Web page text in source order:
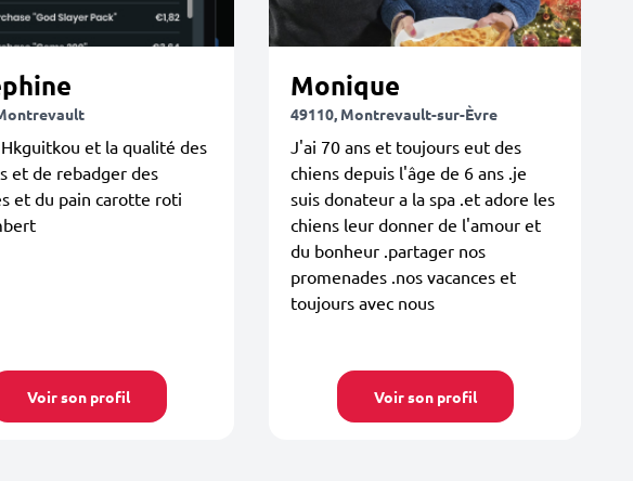
et la qualité des
et de rebadger des
et du pain carotte roti
Voir son profil
Monique
49110, Montrevault-sur-Èvre
J'ai 70 ans et toujours eut des
chiens depuis l'âge de 6 ans .je
suis donateur a la spa .et adore les
chiens leur donner de l'amour et
du bonheur .partager nos
promenades .nos vacances et
toujours avec nous
Voir son profil